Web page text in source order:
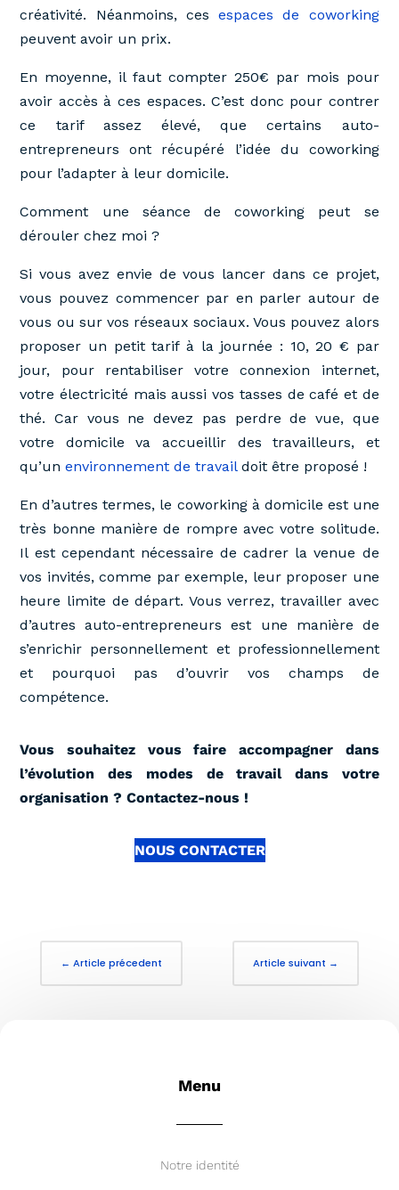
créativité. Néanmoins, cesespaces de coworking
peuvent avoir un prix.
En moyenne, il faut compter 250€ par mois pour
avoir accès à ces espaces. C’est donc pour contrer
ce tarif assez élevé, que certains auto-
entrepreneurs ont récupéré l’idée du coworking
pour l’adapter à leur domicile.
Comment une séance de coworking peut se
dérouler chez moi ?
Si vous avez envie de vous lancer dans ce projet,
vous pouvez commencer par en parler autour de
vous ou sur vos réseaux sociaux. Vous pouvez alors
proposer un petit tarif à la journée : 10, 20 € par
jour, pour rentabiliser votre connexion internet,
votre électricité mais aussi vos tasses de café et de
thé. Car vous ne devez pas perdre de vue, que
votre domicile va accueillir des travailleurs, et
qu’unenvironnement de travaildoit être proposé !
En d’autres termes, le coworking à domicile est une
très bonne manière de rompre avec votre solitude.
Il est cependant nécessaire de cadrer la venue de
vos invités, comme par exemple, leur proposer une
heure limite de départ. Vous verrez, travailler avec
d’autres auto-entrepreneurs est une manière de
s’enrichir personnellement et professionnellement
et pourquoi pas d’ouvrir vos champs de
compétence.
Vous souhaitez vous faire accompagner dans
l’évolution des modes de travail dans votre
organisation ? Contactez-nous !
NOUS CONTACTER
← Article précedent Article suivant →
Menu
Notre identité